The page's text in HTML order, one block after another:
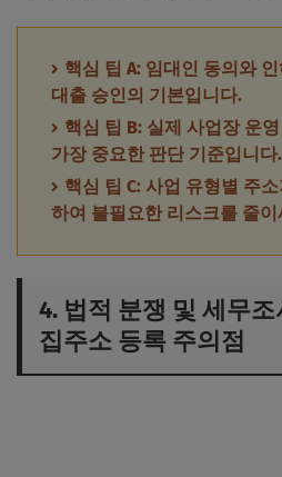
핵심 팁 A: 임대인 동의와
대출 승인의 기본입니다.
핵심 팁 B: 실제 사업장 운
가장 중요한 판단 기준입니다.
핵심 팁 C: 사업 유형별 주
하여 불필요한 리스크를 줄이
4. 법적 분쟁 및 세무
집주소 등록 주의점